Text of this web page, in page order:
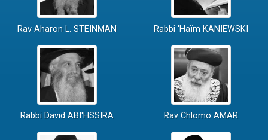
Rav Aharon L. STEINMAN Rabbi 'Haïm KANIEWSKI
Rabbi David ABI'HSSIRA Rav Chlomo AMAR